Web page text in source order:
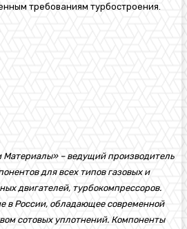
требованиям турбостроения.
– ведущий производитель
для всех типов газовых и
двигателей, турбокомпрессоров.
в России, обладающее современной
сотовых уплотнений. Компоненты